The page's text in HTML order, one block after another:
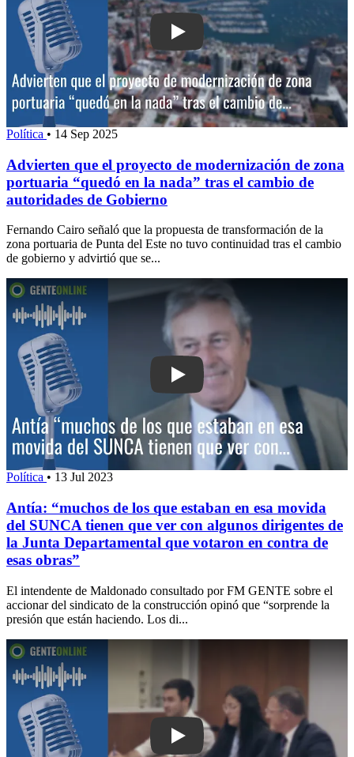
Play: Advierten que el proyecto de
Política • 14 Sep 2025
Advierten que el proyecto de modernización de zona
portuaria “quedó en la nada” tras el cambio de
autoridades de Gobierno
Fernando Cairo señaló que la propuesta de transformación de la
zona portuaria de Punta del Este no tuvo continuidad tras el cambio
de gobierno y advirtió que se...
Play: Antía: “muchos de los que
Política • 13 Jul 2023
Antía: “muchos de los que estaban en esa movida
del SUNCA tienen que ver con algunos dirigentes de
la Junta Departamental que votaron en contra de
esas obras”
El intendente de Maldonado consultado por FM GENTE sobre el
accionar del sindicato de la construcción opinó que “sorprende la
presión que están haciendo. Los di...
Play: Defensa del conductor del